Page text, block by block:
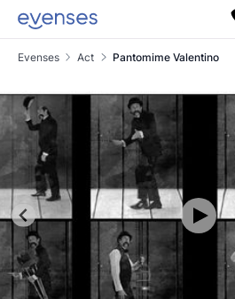
Evenses Act Pantomime Valentino